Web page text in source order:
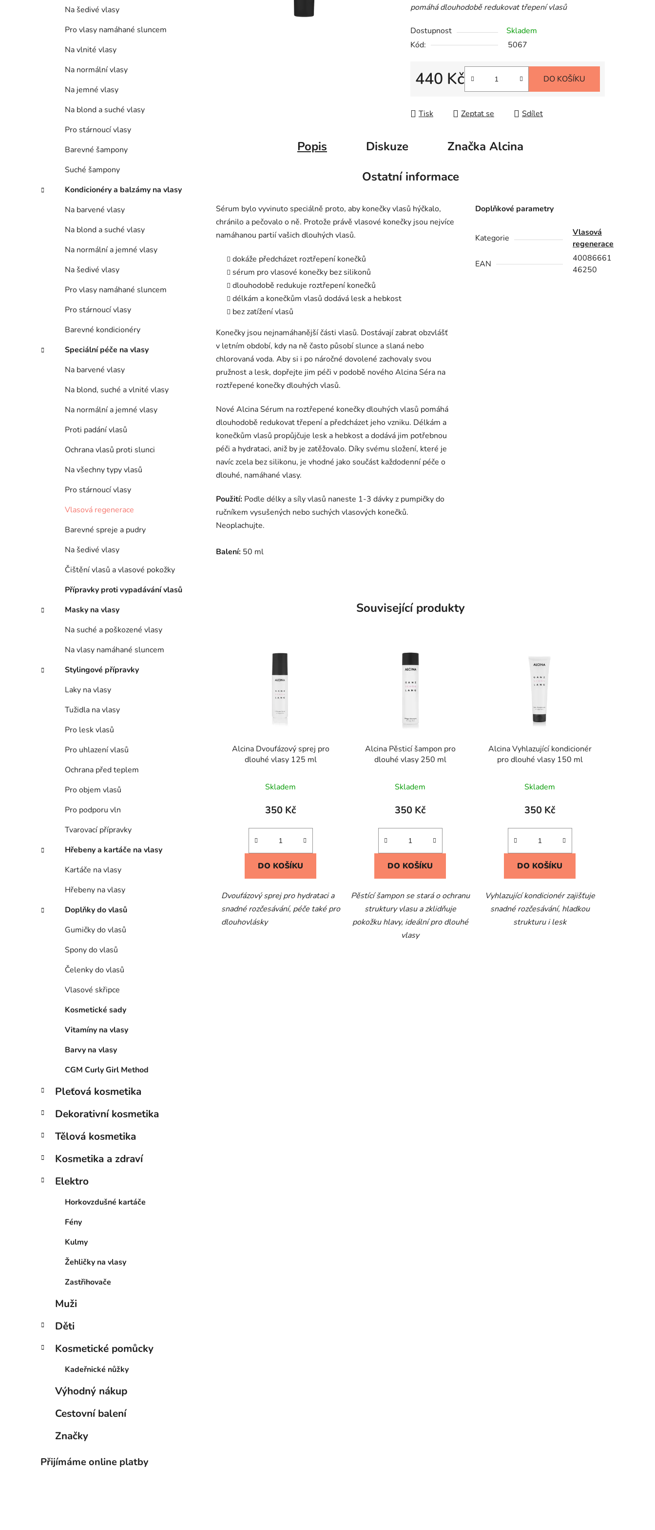
Na šedivé vlasy
Pro vlasy namáhané sluncem
Na vlnité vlasy
Na normální vlasy
Na jemné vlasy
Na blond a suché vlasy
Pro stárnoucí vlasy
Barevné šampony
Suché šampony
Kondicionéry a balzámy na vlasy
Na barvené vlasy
Na blond a suché vlasy
Na normální a jemné vlasy
Na šedivé vlasy
Pro vlasy namáhané sluncem
Pro stárnoucí vlasy
Barevné kondicionéry
Speciální péče na vlasy
Na barvené vlasy
Na blond, suché a vlnité vlasy
Na normální a jemné vlasy
Proti padání vlasů
Ochrana vlasů proti slunci
Na všechny typy vlasů
Pro stárnoucí vlasy
Vlasová regenerace
Barevné spreje a pudry
Na šedivé vlasy
Čištění vlasů a vlasové pokožky
Přípravky proti vypadávání vlasů
Masky na vlasy
Na suché a poškozené vlasy
Na vlasy namáhané sluncem
Stylingové přípravky
Laky na vlasy
Tužidla na vlasy
Pro lesk vlasů
Pro uhlazení vlasů
Ochrana před teplem
Pro objem vlasů
Pro podporu vln
Tvarovací přípravky
Hřebeny a kartáče na vlasy
Kartáče na vlasy
Hřebeny na vlasy
Doplňky do vlasů
Gumičky do vlasů
Spony do vlasů
Čelenky do vlasů
Vlasové skřipce
Kosmetické sady
Vitamíny na vlasy
Barvy na vlasy
CGM Curly Girl Method
Pleťová kosmetika
Dekorativní kosmetika
Tělová kosmetika
Kosmetika a zdraví
Elektro
Horkovzdušné kartáče
Fény
Kulmy
Žehličky na vlasy
Zastřihovače
Muži
Děti
Kosmetické pomůcky
Kadeřnické nůžky
Výhodný nákup
Cestovní balení
Značky
Přijímáme online platby
pomáhá dlouhodobě redukovat třepení vlasů
Dostupnost
Skladem
Kód:
5067
440 Kč DO KOŠÍKU
Tisk Zeptat se Sdílet
Popis Diskuze Značka Alcina
Ostatní informace
Sérum bylo vyvinuto speciálně proto, aby konečky vlasů hýčkalo,
chránilo a pečovalo o ně. Protože právě vlasové konečky jsou nejvíce
namáhanou partií vašich dlouhých vlasů.
dokáže předcházet roztřepení konečků
sérum pro vlasové konečky bez silikonů
dlouhodobě redukuje roztřepení konečků
délkám a konečkům vlasů dodává lesk a hebkost
bez zatížení vlasů
Konečky jsou nejnamáhanější části vlasů. Dostávají zabrat obzvlášť
v letním období, kdy na ně často působí slunce a slaná nebo
chlorovaná voda. Aby si i po náročné dovolené zachovaly svou
pružnost a lesk, dopřejte jim péči v podobě nového Alcina Séra na
roztřepené konečky dlouhých vlasů.
Nové Alcina Sérum na roztřepené konečky dlouhých vlasů pomáhá
dlouhodobě redukovat třepení a předcházet jeho vzniku. Délkám a
konečkům vlasů propůjčuje lesk a hebkost a dodává jim potřebnou
péči a hydrataci, aniž by je zatěžovalo. Díky svému složení, které je
navíc zcela bez silikonu, je vhodné jako součást každodenní péče o
dlouhé, namáhané vlasy.
Použití: Podle délky a síly vlasů naneste 1-3 dávky z pumpičky do
ručníkem vysušených nebo suchých vlasových konečků.
Neoplachujte.
Balení: 50 ml
Doplňkové parametry
Kategorie
Vlasová
regenerace
EAN
40086661
46250
Související produkty
Alcina Dvoufázový sprej pro
dlouhé vlasy 125 ml
Skladem
350 Kč
DO KOŠÍKU
Dvoufázový sprej pro hydrataci a
snadné rozčesávání, péče také pro
dlouhovlásky
Alcina Pěsticí šampon pro
dlouhé vlasy 250 ml
Skladem
350 Kč
DO KOŠÍKU
Pěstící šampon se stará o ochranu
struktury vlasu a zklidňuje
pokožku hlavy, ideální pro dlouhé
vlasy
Alcina Vyhlazující kondicionér
pro dlouhé vlasy 150 ml
Skladem
350 Kč
DO KOŠÍKU
Vyhlazující kondicionér zajišťuje
snadné rozčesávání, hladkou
strukturu i lesk